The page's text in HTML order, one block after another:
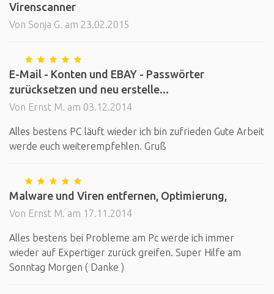
Virenscanner
Von Sonja G. am 23.02.2015
E-Mail - Konten und EBAY - Passwörter
zurücksetzen und neu erstelle...
Von Ernst M. am 03.12.2014
Alles bestens PC läuft wieder ich bin zufrieden Gute Arbeit
werde euch weiterempfehlen. Gruß
Malware und Viren entfernen, Optimierung,
Von Ernst M. am 17.11.2014
Alles bestens bei Probleme am Pc werde ich immer
wieder auf Expertiger zurück greifen. Super Hilfe am
Sonntag Morgen ( Danke )